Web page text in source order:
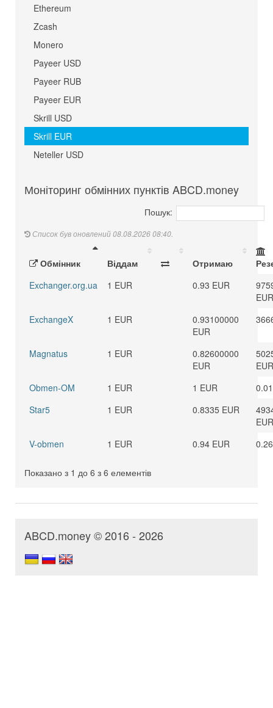
Ethereum
Zcash
Monero
Payeer USD
Payeer RUB
Payeer EUR
Skrill USD
Skrill EUR
Neteller USD
Моніторинг обмінних пунктів ABCD.money
Пошук:
Список був оновлений 08.08.2026 08:40.
Обмінник Віддам Отримаю
Exchanger.org.ua
1 EUR 0.93 EUR
EUR
ExchangeX
1 EUR
0.93100000
EUR
Magnatus 1 EUR
0.82600000
EUR
EUR
Obmen-OM
1 EUR 1 EUR
Star5
1 EUR 0.8335 EUR
EUR
V-obmen
1 EUR 0.94 EUR
Показано з 1 до 6 з 6 елементів
ABCD.money © 2016 - 2026